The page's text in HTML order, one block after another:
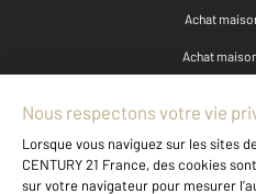
Achat
Achat
Autres maisons a vendre
Maison à vendre - 10 pièces -
Maison à vendre - 9 pièces - 334 m2